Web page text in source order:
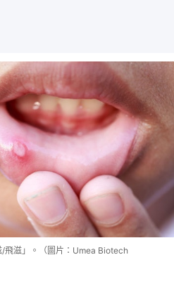
飛滋」。（圖片：Umea Biotech